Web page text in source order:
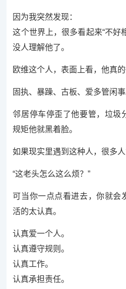
因为我突然发现：
这个世界上，很多看起来“不好
没人理解他了。
欧维这个人，表面上看，他真的
固执、暴躁、古板、爱多管闲事
邻居停车停歪了他要管，垃圾
规矩他就黑着脸。
如果现实里遇到这种人，很多人
“这老头怎么这么烦？”
可当你一点点看进去，你就会
活的太认真。
认真爱一个人。
认真遵守规则。
认真工作。
认真承担责任。